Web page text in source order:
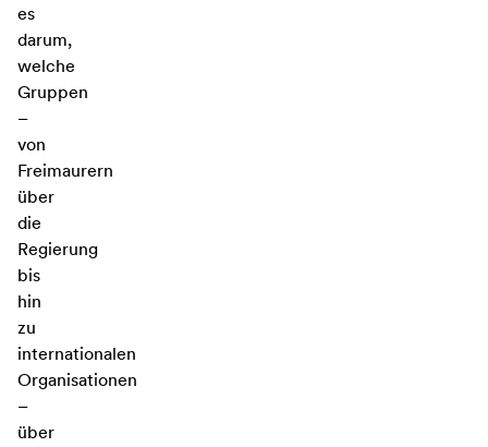
es
darum,
welche
Gruppen
–
von
Freimaurern
über
die
Regierung
bis
hin
zu
internationalen
Organisationen
–
über